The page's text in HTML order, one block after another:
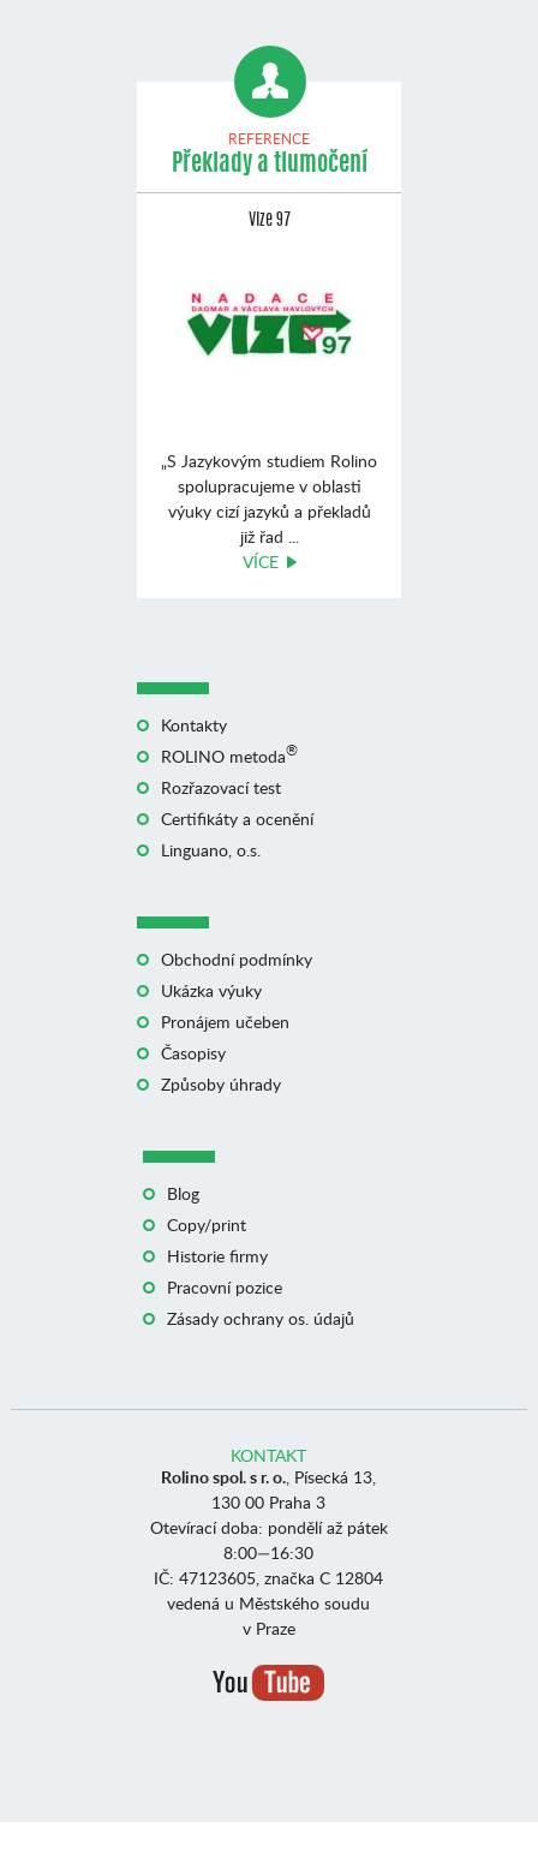
REFERENCE
Překlady a tlumočení
Vize 97
„S Jazykovým studiem Rolino
spolupracujeme v oblasti
výuky cizí jazyků a překladů
již řad ...
VÍCE
Kontakty
ROLINO metoda®
Rozřazovací test
Certifikáty a ocenění
Linguano, o.s.
Obchodní podmínky
Ukázka výuky
Pronájem učeben
Časopisy
Způsoby úhrady
Blog
Copy/print
Historie firmy
Pracovní pozice
Zásady ochrany os. údajů
KONTAKT
Rolino spol. s r. o., Písecká 13,
130 00 Praha 3
Otevírací doba: pondělí až pátek
8:00—16:30
IČ: 47123605, značka C 12804
vedená u Městského soudu
v Praze